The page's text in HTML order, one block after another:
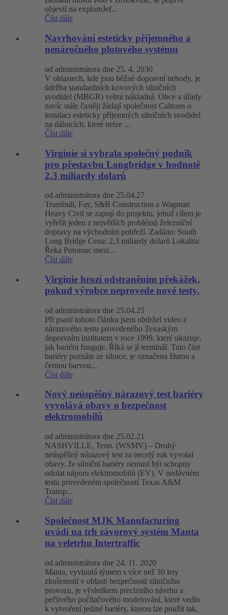
objevil na exploreJef...
Číst dále
Navrhování esteticky příjemného a
nenáročného plotového systému
od administrátora dne 25. 4. 2030
V oblastech, kde jsou běžné dopravní nehody, je
údržba standardních kovových silničních
svodidel (MBGR) velmi nákladná. Obce a úřady
navíc stále častěji žádají společnost Caltrans o
instalaci esteticky příjemných silničních svodidel
na dálnicích, které nelze ...
Číst dále
Virginie si vybrala společný podnik
pro přestavbu Longbridge v hodnotě
2,3 miliardy dolarů
od administrátora dne 25.04.27
Trumbull, Fay, S&B Construction a Wagman
Heavy Civil se zapojí do projektu, jehož cílem je
vyřešit jeden z největších problémů železniční
dopravy na východním pobřeží. Zadáno: South
Long Bridge Cena: 2,3 miliardy dolarů Lokalita:
Řeka Potomac mezi...
Číst dále
Virginie hrozí odstraněním překážek,
pokud výrobce neprovede nové testy.
od administrátora dne 25.04.25
Při psaní tohoto článku jsem obdržel video z
nárazového testu provedeného Texaským
dopravním institutem v roce 1999, které ukazuje,
jak bariéra funguje. Říká se jí terminál. Tuto část
bariéry poznáte ze silnice, je označena žlutou a
černou barvou...
Číst dále
Nový neúspěšný nárazový test bariéry
vyvolává obavy o bezpečnost
elektromobilů
od administrátora dne 25.02.21
NASHVILLE, Tenn. (WSMV) – Druhý
neúspěšný nárazový test za necelý rok vyvolal
obavy, že silniční bariéry nemusí být schopny
odolat náporu elektromobilů (EV). V nedávném
testu provedeném společností Texas A&M
Transp...
Číst dále
Společnost MJK Manufacturing
uvádí na trh závorový systém Manta
na veletrhu Intertraffic
od administrátora dne 24. 11. 2020
Manta, vyvinutá týmem s více než 30 lety
zkušeností v oblasti bezpečnosti silničního
provozu, je výsledkem precizního návrhu a
pečlivého počítačového modelování, které vedlo
k vytvoření jediné bariéry, kterou lze použít tak,